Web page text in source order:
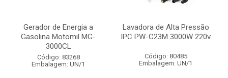
Gerador de Energia a
Gasolina Motomil MG-
3000CL
Código: 83268
Embalagem: UN/1
Lavadora de Alta Pressão
IPC PW-C23M 3000W 220v
Código: 80485
Embalagem: UN/1